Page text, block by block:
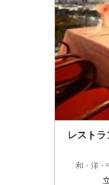
レスト
和・洋・